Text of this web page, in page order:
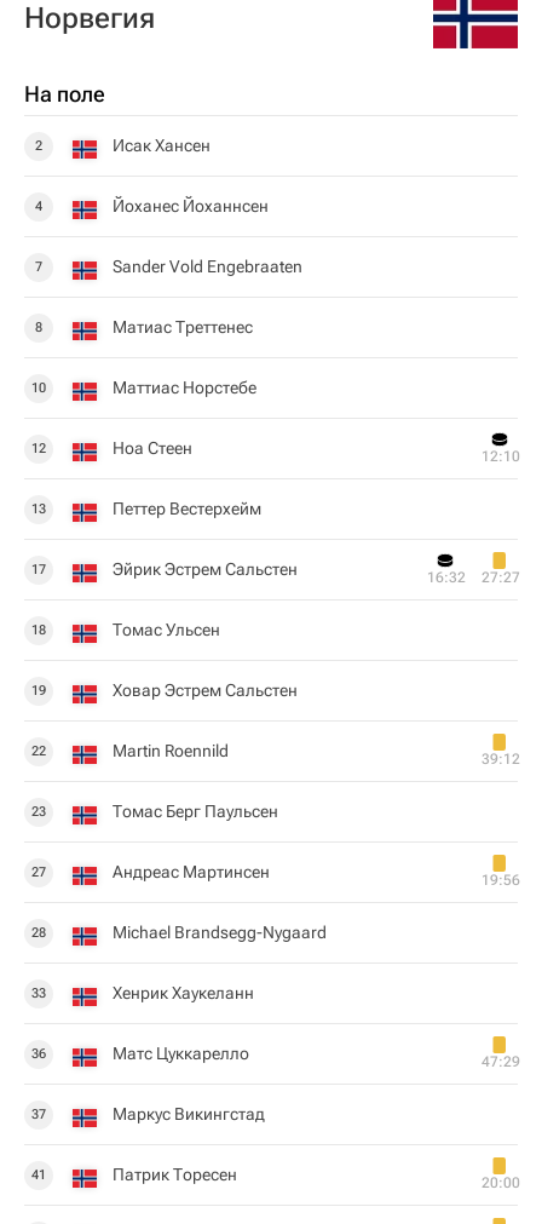
Норвегия
На поле
2 Исак Хансен
4 Йоханес Йоханнсен
7 Sander Vold Engebraaten
8 Матиас Треттенес
10 Маттиас Норстебе
12 Ноа Стеен 12:10
13 Петтер Вестерхейм
17 Эйрик Эстрем Сальстен 16:32 27:27
18 Томас Ульсен
19 Ховар Эстрем Сальстен
22 Martin Roennild 39:12
23 Томас Берг Паульсен
27 Андреас Мартинсен 19:56
28 Michael Brandsegg-Nygaard
33 Хенрик Хаукеланн
36 Матс Цуккарелло 47:29
37 Маркус Викингстад
41 Патрик Торесен 20:00